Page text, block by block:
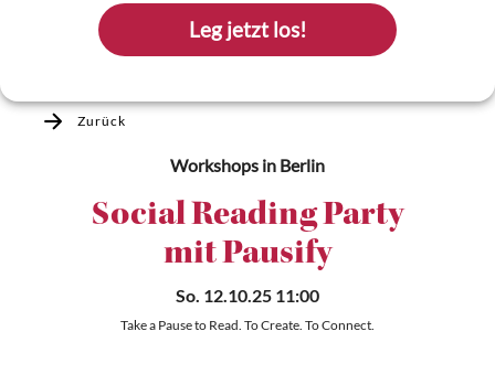
Leg jetzt los!
Zurück
Workshops in Berlin
Social Reading Party
mit Pausify
So. 12.10.25 11:00
Take a Pause to Read. To Create. To Connect.